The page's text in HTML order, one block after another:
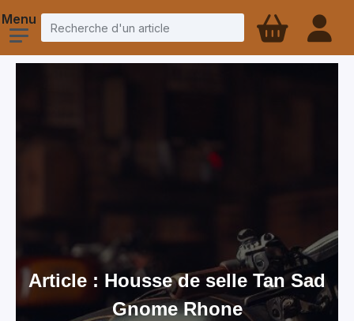
Article : Housse de selle Tan Sad
Gnome Rhone